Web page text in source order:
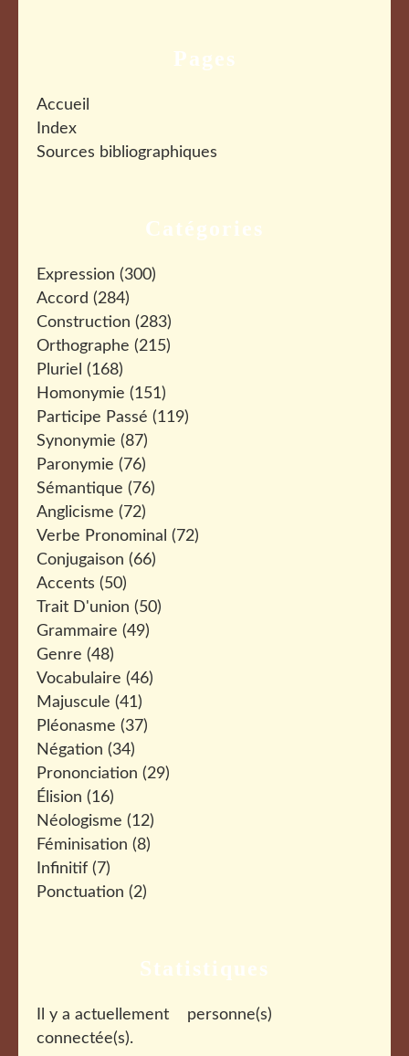
Catégories
Expression (300)
Accord (284)
Construction (283)
Orthographe (215)
Pluriel (168)
Homonymie (151)
Participe Passé (119)
Synonymie (87)
Paronymie (76)
Sémantique (76)
Anglicisme (72)
Verbe Pronominal (72)
Conjugaison (66)
Accents (50)
Trait D'union (50)
Grammaire (49)
Genre (48)
Vocabulaire (46)
Majuscule (41)
Pléonasme (37)
Négation (34)
Prononciation (29)
Élision (16)
Néologisme (12)
Féminisation (8)
Infinitif (7)
Ponctuation (2)
Pages
Accueil
Index
Sources bibliographiques
Statistiques
Il y a actuellement
personne(s)
connectée(s).